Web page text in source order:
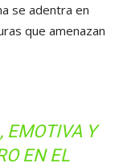
se adentra en
que amenazan
EMOTIVA Y
EN EL